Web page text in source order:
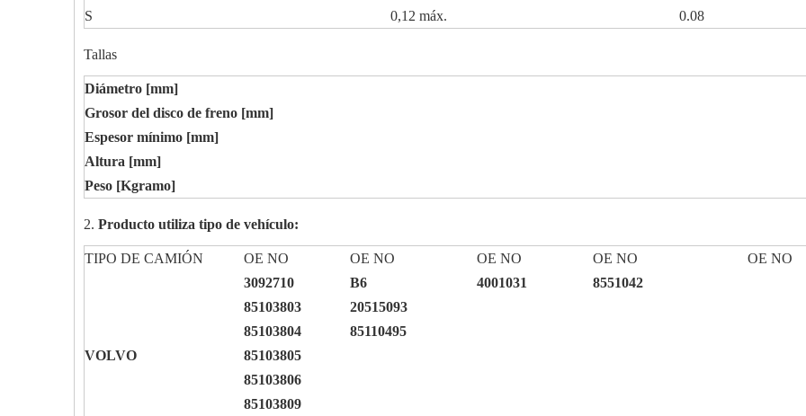
S
0,12 máx. 0.08
Tallas
Diámetro [mm]
Grosor del disco de freno [mm]
Espesor mínimo [mm]
Altura [mm]
Peso [Kgramo]
2. Producto utiliza tipo de vehículo:
TIPO DE CAMIÓN OE NO OE NO OE NO OE NO OE NO
VOLVO
3092710 B6 4001031
8551042
85103803
20515093
85103804
85110495
85103805
85103806
85103809